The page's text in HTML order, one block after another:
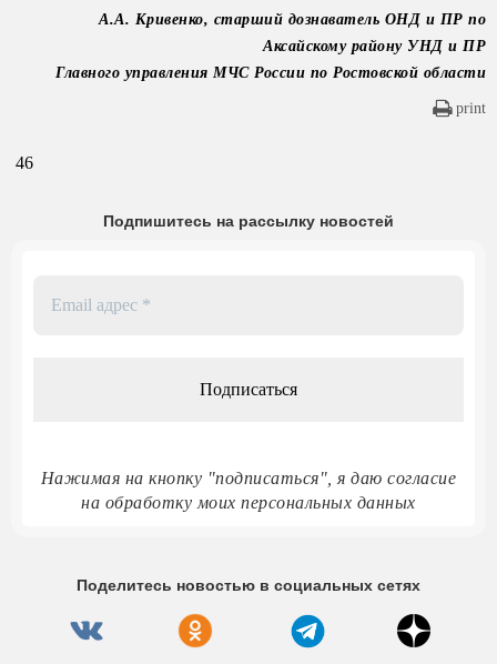
А.А. Кривенко, старший дознаватель ОНД и ПР по
Аксайскому району УНД и ПР
Главного управления МЧС России по Ростовской области
print
46
Подпишитесь на рассылку новостей
Нажимая на кнопку "подписаться", я даю согласие
на обработку моих персональных данных
Поделитесь новостью в социальных сетях